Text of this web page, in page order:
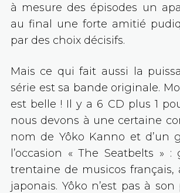
à mesure des épisodes un
au final une forte amitié
par des choix décisifs.
Mais ce qui fait aussi la
série est sa bande originale.
est belle ! Il y a 6 CD plus 1
nous devons à une certaine
nom de Yôko Kanno et d’un
l’occasion « The Seatbelts » :
trentaine de musicos français,
japonais. Yôko n’est pas à